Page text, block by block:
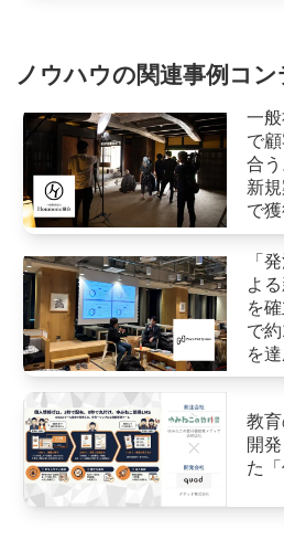
ノウハウの関連事例コン
一
で
合
新
で
「
よ
を
で
を
教
開
た